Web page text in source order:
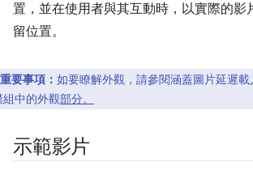
置，並在使用者與其互動時，以實際的影
留位置。
重要事項： 如要瞭解外觀，請參閱涵蓋圖片延遲載
組中的外觀部分。
示範影片